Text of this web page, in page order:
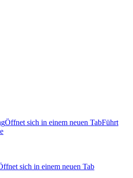
Öffnet sich in einem neuen TabFührt
sich in einem neuen Tab